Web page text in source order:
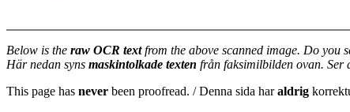
Below is the raw OCR textfrom the above scanned image. Do you
Här nedan syns maskintolkade texten från faksimilbilden ovan. Ser
This page has never been proofread. / Denna sida haraldrig